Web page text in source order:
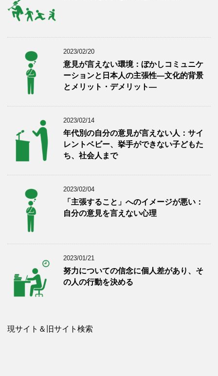
2023/02/20
意見が言えない環境：ぼかしコミュニケ
ーションと日本人の主張性―文化的背景
とメリット・デメリット―
2023/02/14
年代別の自分の意見が言えない人：サイ
レントベビー、挙手ができない子どもた
ち、社会人まで
2023/02/04
「主張すること」へのイメージが悪い：
自分の意見を言えない心理
2023/01/21
努力についての信念に個人差があり、そ
の人の行動を決める
現サイト＆旧サイト検索